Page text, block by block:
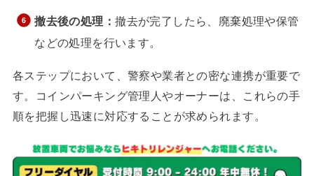
撤去後の処理：撤去が完了したら、廃棄処理や保管
などの処理を行います。
各ステップにおいて、警察や業者との密な連携が重要で
す。コインパーキング管理人やオーナーは、これらの手
順を把握し迅速に対応することが求められます。